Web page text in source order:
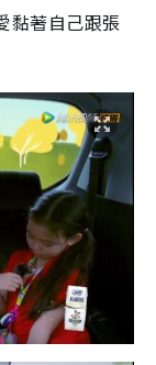
黏著自己跟張